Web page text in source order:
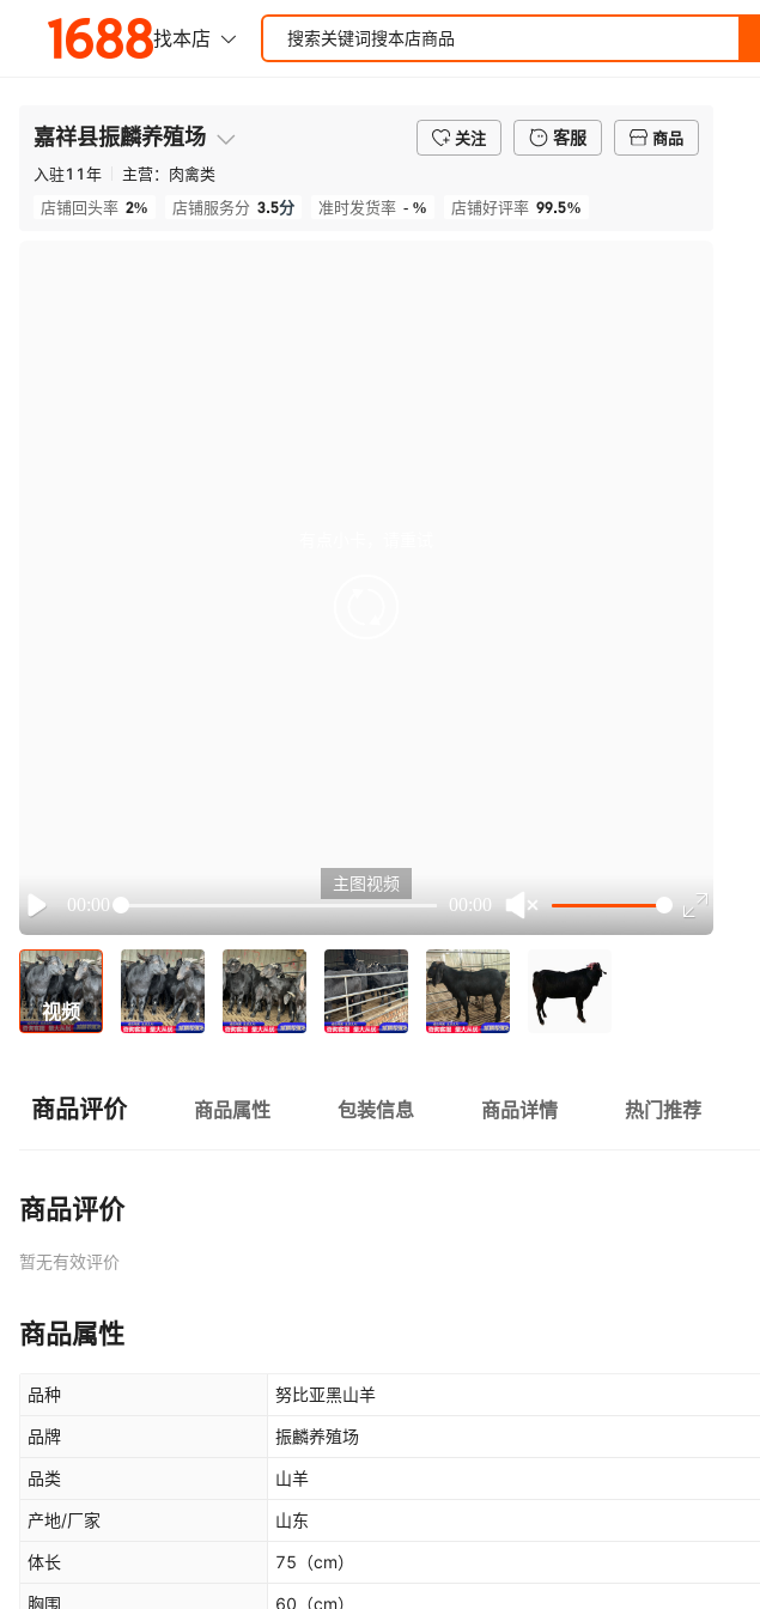
嘉祥县振麟养殖场 关注 客服
商品
入驻11年 主营： 肉禽类
店铺回头率 2% 店铺服务分 3.5分 准时发货率 - % 店铺好评率 99.5%
Play
00:00 00:00
主图视频
视频
商品评价 商品属性 包装信息 商品详情 热门推荐
商品评价
暂无有效评价
商品属性
品种 努比亚黑山羊
品牌 振麟养殖场
品类 山羊
产地/厂家 山东
体长 75 （cm）
胸围 60 （cm）